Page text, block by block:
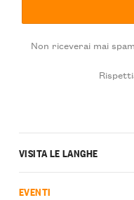
Non riceverai mai
VISITA LE LANGHE
EVENTI